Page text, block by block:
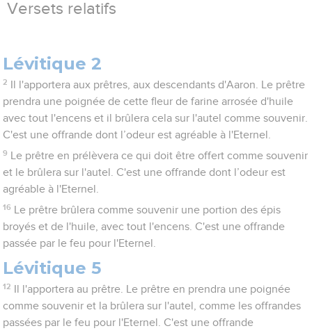
Versets relatifs
Lévitique 2
2
Il l'apportera aux prêtres, aux descendants d'Aaron. Le prêtre
prendra une poignée de cette fleur de farine arrosée d'huile
avec tout l'encens et il brûlera cela sur l'autel comme souvenir.
C'est une offrande dont l’odeur est agréable à l'Eternel.
9
Le prêtre en prélèvera ce qui doit être offert comme souvenir
et le brûlera sur l'autel. C'est une offrande dont l’odeur est
agréable à l'Eternel.
16
Le prêtre brûlera comme souvenir une portion des épis
broyés et de l'huile, avec tout l'encens. C'est une offrande
passée par le feu pour l'Eternel.
Lévitique 5
12
Il l'apportera au prêtre. Le prêtre en prendra une poignée
comme souvenir et la brûlera sur l'autel, comme les offrandes
passées par le feu pour l'Eternel. C'est une offrande